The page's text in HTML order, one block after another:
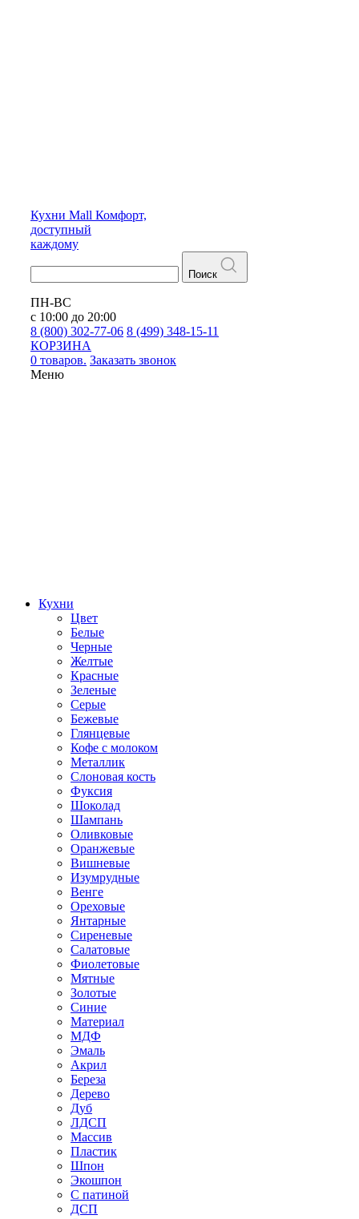
Кухни Mall Комфорт,
доступный
каждому
Поиск
ПН-ВС
с 10:00 до 20:00
8 (800) 302-77-06 8 (499) 348-15-11
КОРЗИНА
0 товаров. Заказать звонок
Меню
Кухни
Цвет
Белые
Черные
Желтые
Красные
Зеленые
Серые
Бежевые
Глянцевые
Кофе с молоком
Металлик
Слоновая кость
Фуксия
Шоколад
Шампань
Оливковые
Оранжевые
Вишневые
Изумрудные
Венге
Ореховые
Янтарные
Сиреневые
Салатовые
Фиолетовые
Мятные
Золотые
Синие
Материал
МДФ
Эмаль
Акрил
Береза
Дерево
Дуб
ЛДСП
Массив
Пластик
Шпон
Экошпон
С патиной
ДСП